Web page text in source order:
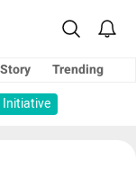
Trending
Initiative